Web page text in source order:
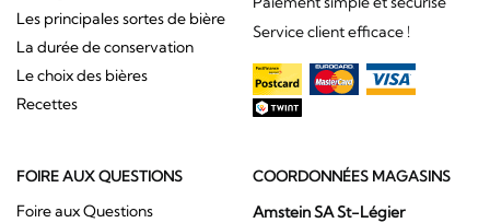
Les principales sortes de bière
La durée de conservation
Le choix des bières
Recettes
Service client efficace !
FOIRE AUX QUESTIONS
Foire aux Questions
COORDONNÉES MAGASINS
Amstein SA St-Légier